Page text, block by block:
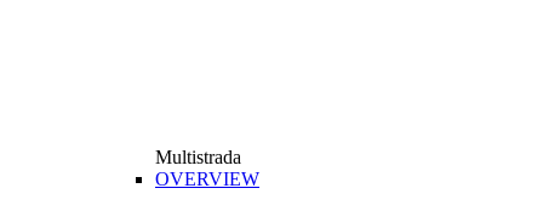
Multistrada
OVERVIEW